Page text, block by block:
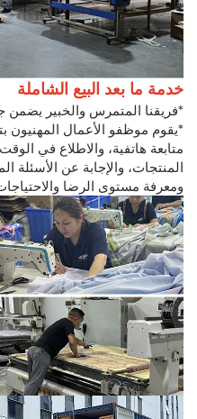
خدمة ما بعد البيع الشاملة
*فريقنا المتمرس والخبير يضمن
*يقوم موظفو الأعمال المهنيون
متابعة هاتفية، والاطلاع في
المنتجات، والإجابة عن الأسئلة
ومعرفة مستوى الرضا والاحتياجات